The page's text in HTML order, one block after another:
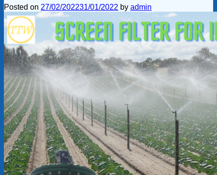
Posted on 27/02/202231/01/2022 by admin